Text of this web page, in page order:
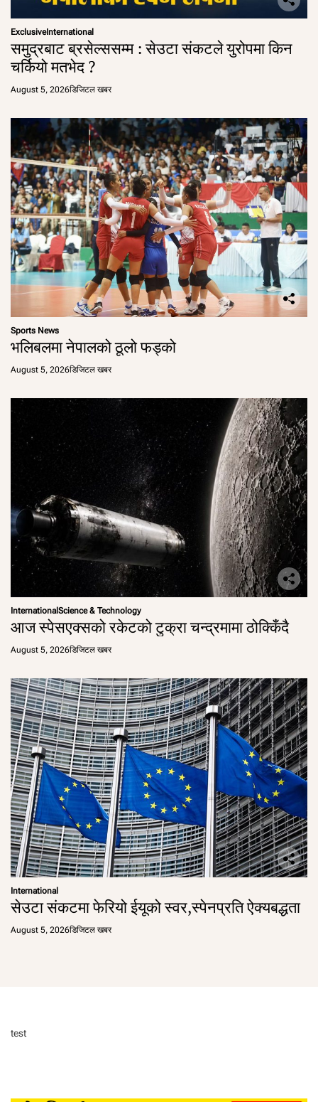
ExclusiveInternational
समुद्रबाट ब्रसेल्ससम्म : सेउटा संकटले युरोपमा किन
चर्कियो मतभेद ?
August 5, 2026डिजिटल खबर
Sports News
भलिबलमा नेपालको ठूलो फड्को
August 5, 2026डिजिटल खबर
InternationalScience & Technology
आज स्पेसएक्सको रकेटको टुक्रा चन्द्रमामा ठोक्किँदै
August 5, 2026डिजिटल खबर
International
सेउटा संकटमा फेरियो ईयूको स्वर,स्पेनप्रति ऐक्यबद्धता
August 5, 2026डिजिटल खबर
test